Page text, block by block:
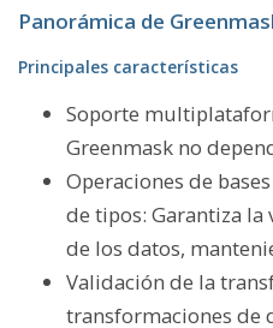
Panorámica de
Principales características
Soporte
Greenmask no
Operaciones de
de tipos: Garantiza
de los datos,
Validación de la
transformaciones de